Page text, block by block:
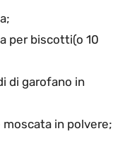
per biscotti(o 10
di garofano in
in polvere;